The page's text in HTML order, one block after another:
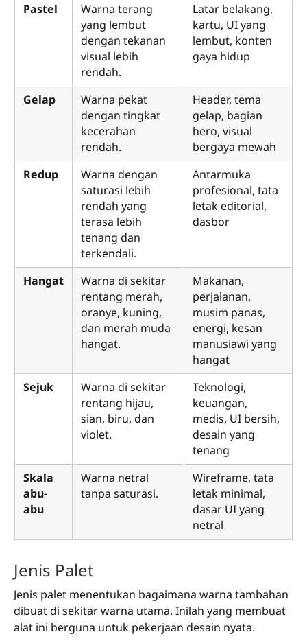
Pastel
Warna terang
yang lembut
dengan tekanan
visual lebih
rendah.
Latar belakang,
kartu, UI yang
lembut, konten
gaya hidup
Gelap
Warna pekat
dengan tingkat
kecerahan
rendah.
Header, tema
gelap, bagian
hero, visual
bergaya mewah
Redup
Warna dengan
saturasi lebih
rendah yang
terasa lebih
tenang dan
terkendali.
Antarmuka
profesional, tata
letak editorial,
dasbor
Hangat
Warna di sekitar
rentang merah,
oranye, kuning,
dan merah muda
hangat.
Makanan,
perjalanan,
musim panas,
energi, kesan
manusiawi yang
hangat
Sejuk
Warna di sekitar
rentang hijau,
sian, biru, dan
violet.
Teknologi,
keuangan,
medis, UI bersih,
desain yang
tenang
Skala
abu-
abu
Warna netral
tanpa saturasi.
Wireframe, tata
letak minimal,
dasar UI yang
netral
Jenis Palet
Jenis palet menentukan bagaimana warna tambahan
dibuat di sekitar warna utama. Inilah yang membuat
alat ini berguna untuk pekerjaan desain nyata.